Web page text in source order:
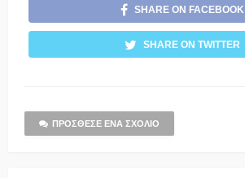
SHARE ON FACEBOOK
SHARE ON TWITTER
ΠΡΌΣΘΕΣΕ ΈΝΑ ΣΧΌΛΙΟ